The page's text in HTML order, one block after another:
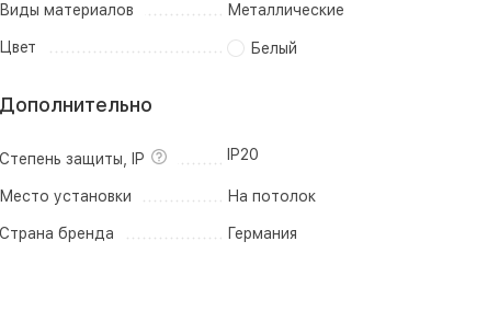
Виды материалов Металлические
Цвет Белый
Дополнительно
Степень защиты, IP IP20
Место установки На потолок
Страна бренда Германия